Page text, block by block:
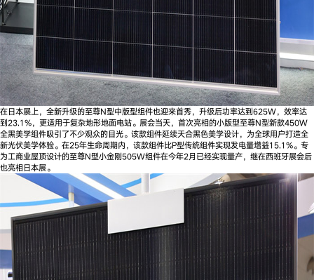
在日本展上，全新升级的至尊N型中版型组件也迎来首秀，升级后功率达到625W，效率达
到23.1%，更适用于复杂地形地面电站。展会当天，首次亮相的小版型至尊N型新款450W
全黑美学组件吸引了不少观众的目光。该款组件延续天合黑色美学设计，为全球用户打造全
新光伏美学体验。在25年生命周期内，该款组件比P型传统组件实现发电量增益15.1%。专
为工商业屋顶设计的至尊N型小金刚505W组件在今年2月已经实现量产，继在西班牙展会后
也亮相日本展。